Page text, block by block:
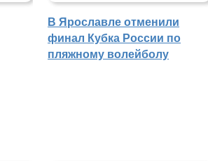
В Ярославле отменили
финал Кубка России по
пляжному волейболу